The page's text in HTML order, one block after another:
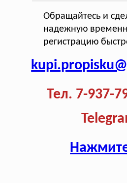
Обращайтесь и
надежную
регистрацию
Тел. 7-937-